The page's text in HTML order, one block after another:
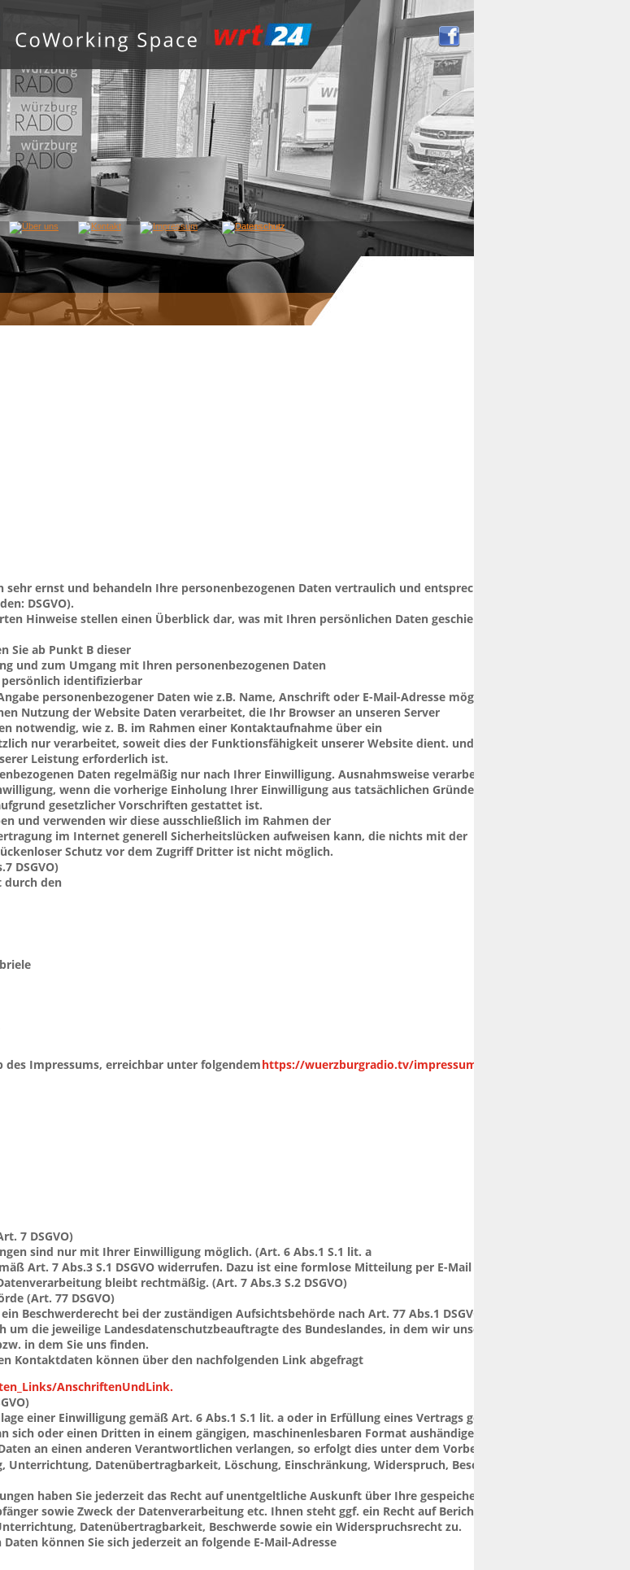
ernst und behandeln Ihre personenbezogenen Daten vertraulich und entsprechend
DSGVO).
Hinweise stellen einen Überblick dar, was mit Ihren persönlichen Daten geschieht
Sie ab Punkt B dieser
und zum Umgang mit Ihren personenbezogenen Daten
persönlich identifizierbar
personenbezogener Daten wie z.B. Name, Anschrift oder E-Mail-Adresse möglich,
Nutzung der Website Daten verarbeitet, die Ihr Browser an unseren Server
notwendig, wie z. B. im Rahmen einer Kontaktaufnahme über ein
nur verarbeitet, soweit dies der Funktionsfähigkeit unserer Website dient. und die
Leistung erforderlich ist.
Daten regelmäßig nur nach Ihrer Einwilligung. Ausnahmsweise verarbeiten
wenn die vorherige Einholung Ihrer Einwilligung aus tatsächlichen Gründen
gesetzlicher Vorschriften gestattet ist.
und verwenden wir diese ausschließlich im Rahmen der
im Internet generell Sicherheitslücken aufweisen kann, die nichts mit der
Schutz vor dem Zugriff Dritter ist nicht möglich.
DSGVO)
durch den
des Impressums, erreichbar unter folgendem https://wuerzburgradio.tv/impressum
7 DSGVO)
sind nur mit Ihrer Einwilligung möglich. (Art. 6 Abs.1 S.1 lit. a
Art. 7 Abs.3 S.1 DSGVO widerrufen. Dazu ist eine formlose Mitteilung per E-Mail
bleibt rechtmäßig. (Art. 7 Abs.3 S.2 DSGVO)
(Art. 77 DSGVO)
Beschwerderecht bei der zuständigen Aufsichtsbehörde nach Art. 77 Abs.1 DSGVO. Bei
die jeweilige Landesdatenschutzbeauftragte des Bundeslandes, in dem wir unseren
in dem Sie uns finden.
Kontaktdaten können über den nachfolgenden Link abgefragt
AnschriftenUndLink.
einer Einwilligung gemäß Art. 6 Abs.1 S.1 lit. a oder in Erfüllung eines Vertrags gemäß
oder einen Dritten in einem gängigen, maschinenlesbaren Format aushändigen zu
an einen anderen Verantwortlichen verlangen, so erfolgt dies unter dem Vorbehalt der
Datenübertragbarkeit, Löschung, Einschränkung, Widerspruch, Beschwerde
haben Sie jederzeit das Recht auf unentgeltliche Auskunft über Ihre gespeicherten
sowie Zweck der Datenverarbeitung etc. Ihnen steht ggf. ein Recht auf Berichtigung,
Datenübertragbarkeit, Beschwerde sowie ein Widerspruchsrecht zu.
können Sie sich jederzeit an folgende E-Mail-Adresse